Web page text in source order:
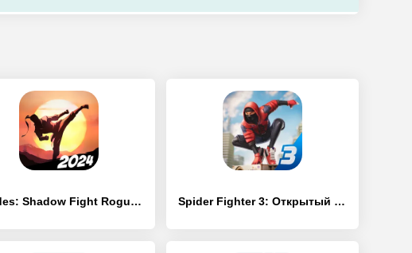
Shades: Shadow Fight Roguelike - [Взлом/МОД Все открыто] Spider Fighter 3: Открытый Мир - [Взлом/МОД Все открыто]